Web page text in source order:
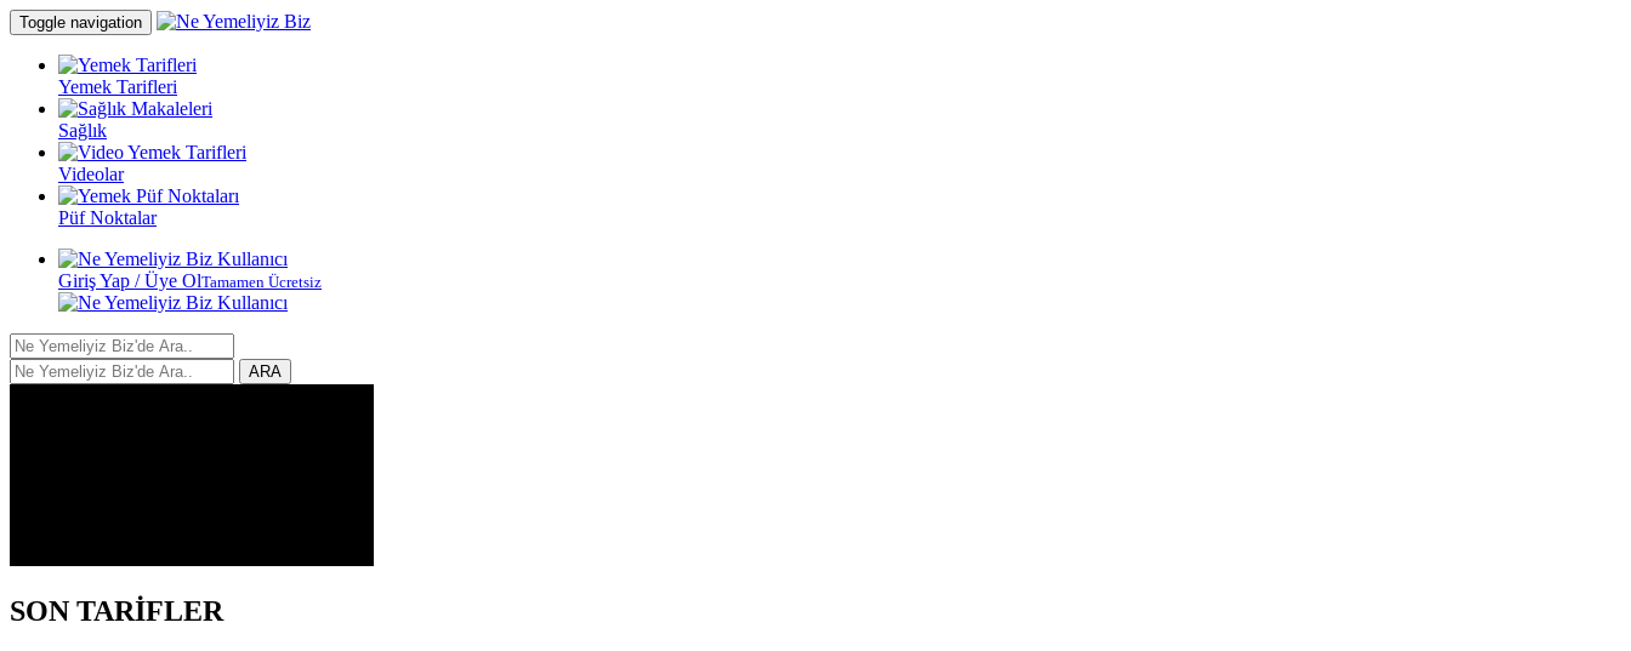
Toggle navigation
Yemek Tarifleri
Sağlık
Videolar
Püf Noktalar
Giriş Yap / Üye OlTamamen Ücretsiz
ARA
SON TARİFLER